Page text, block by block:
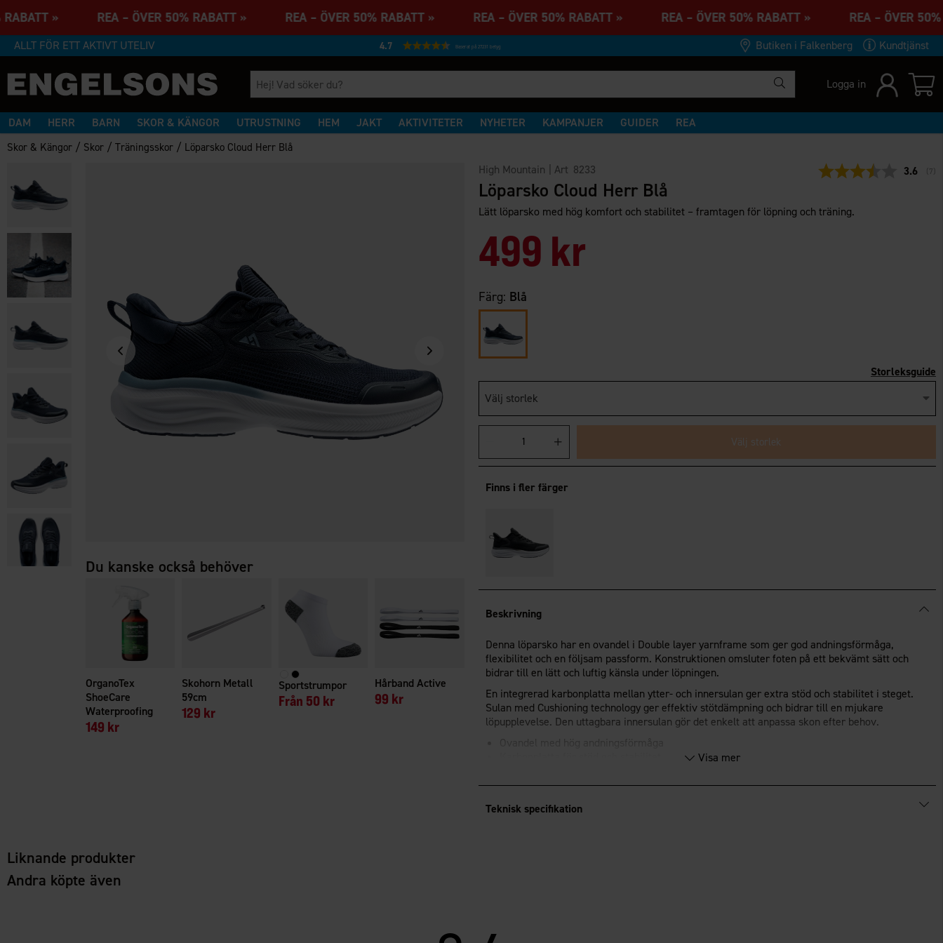
RABATT » REA – ÖVER 50% RABATT » REA – ÖVER 50% RABATT » REA – ÖVER 50% RABATT » REA – ÖVER 50% RABATT » REA –
ALLT FÖR ETT AKTIVT UTELIV 4.7 Baserat på 27231 betyg Butiken i Falkenberg Kundtjänst
Logga in
DAM HERR BARN SKOR & KÄNGOR UTRUSTNING HEM JAKT AKTIVITETER NYHETER KAMPANJER GUIDER REA
Skor & Kängor / Skor /Träningsskor / Löparsko Cloud Herr Blå
Du kanske också behöver
OrganoTex
ShoeCare
Waterproofing
149 kr
Skohorn Metall
59cm
129 kr
Sportstrumpor
Från 50 kr
Hårband Active
99 kr
High Mountain | Art 8233 3.6 (7
Löparsko Cloud Herr Blå
Lätt löparsko med hög komfort och stabilitet – framtagen för löpning och träning.
499 kr
Färg: Blå
Storleksguide
Välj storlek
Välj storlek
Finns i fler färger
Beskrivning
Denna löparsko har en ovandel i Double layer yarnframe som ger god andningsförmåga,
flexibilitet och en följsam passform. Konstruktionen omsluter foten på ett bekvämt sätt och
bidrar till en lätt och luftig känsla under löpningen.
En integrerad karbonplatta mellan ytter- och innersulan ger extra stöd och stabilitet i steget.
Sulan med Cushioning technology ger effektiv stötdämpning och bidrar till en mjukare
löpupplevelse. Den uttagbara innersulan gör det enkelt att anpassa skon efter behov.
Visa mer
Teknisk specifikation
Liknande produkter
Andra köpte även